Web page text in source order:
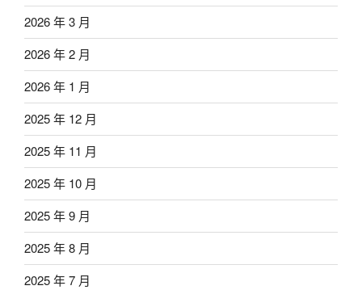
2026 年 3 月
2026 年 2 月
2026 年 1 月
2025 年 12 月
2025 年 11 月
2025 年 10 月
2025 年 9 月
2025 年 8 月
2025 年 7 月